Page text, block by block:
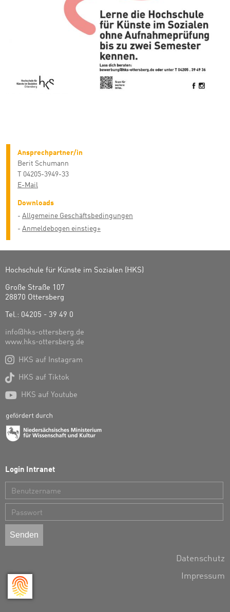
Ansprechpartner/in
Berit Schumann
T 04205-3949-33
E-Mail
Downloads
Allgemeine Geschäftsbedingungen
Anmeldebogen einstieg+
Hochschule für Künste im Sozialen (HKS)
Große Straße 107
28870 Ottersberg
Tel.: 04205 - 39 49 0
info@hks-ottersberg.de
www.hks-ottersberg.de
 HKS auf Instagram
 HKS auf Tiktok
 HKS auf Youtube
Login Intranet
Benutzername
Passwort
Datenschutz
Impressum